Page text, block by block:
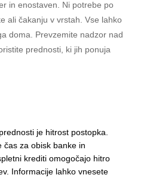
in enostaven. Ni potrebe po
ali čakanju v vrstah. Vse lahko
doma. Prevzemite nadzor nad
prednosti, ki jih ponuja
je hitrost postopka.
čas za obisk banke in
krediti omogočajo hitro
Informacije lahko vnesete